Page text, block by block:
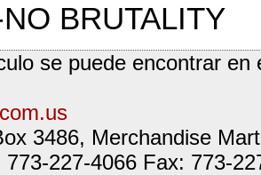
BRUTALITY
se puede encontrar
3486, Merchandise
773-227-4066 Fax: 773-